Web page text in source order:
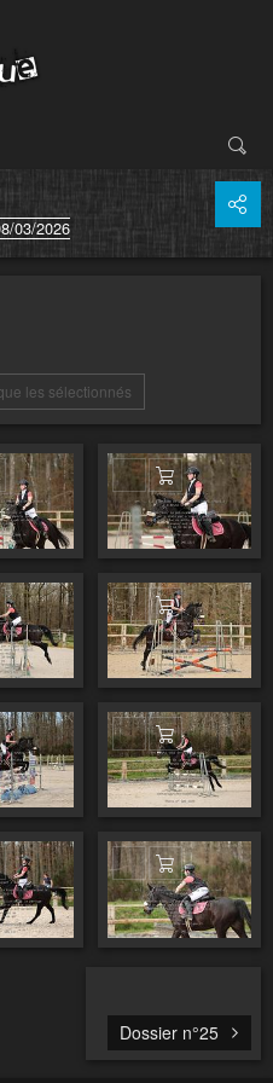
03/2026
les sélectionnés
Ajouter au panier Ajouter au
Ajouter au panier Ajouter au
Ajouter au panier Ajouter au
Ajouter au panier Ajouter au
Dossier n°25